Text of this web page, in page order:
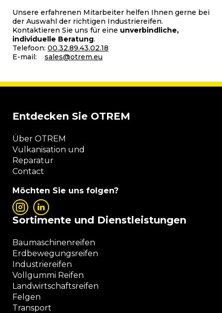
Unsere erfahrenen Mitarbeiter helfen Ihnen gerne bei
der Auswahl der richtigen Industriereifen.
Kontaktieren Sie uns für eine unverbindliche,
individuelle Beratung.
Telefoon: 00.32.89.43.02.18
E-mail: sales@otrem.eu
Sortimente und Dienstleistungen
Baumaschinenreifen
Erdbewegungsreifen
Industriereifen
Vollgummi Reifen
Landwirtschaftsreifen
Felgen
Transport
Entdecken Sie OTREM
Über OTREM
Vulkanisation und
Reparatur
Contact
Möchten Sie uns folgen?